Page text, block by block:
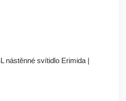
nástěnné svítidlo Erimida |